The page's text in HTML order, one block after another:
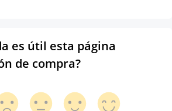
es útil esta página
de compra?